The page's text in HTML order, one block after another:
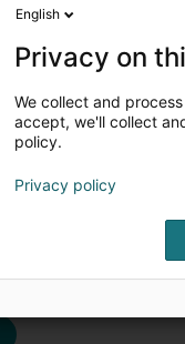
English
Privacy on
We collect and
accept, we'll collect
policy.
Privacy policy